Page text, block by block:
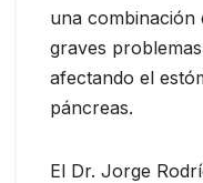
una combinación
graves
afectando el
páncreas.
El Dr. Jorge